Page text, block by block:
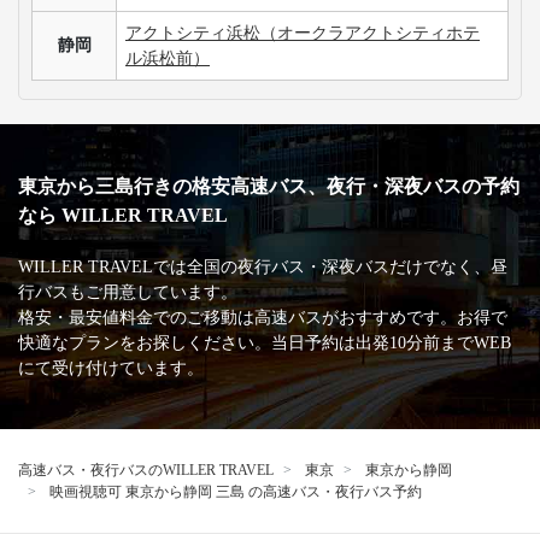
静岡
アクトシティ浜松（オークラアクトシティホテ
ル浜松前）
東京から三島行きの格安高速バス、夜行・深夜バスの予約
なら WILLER TRAVEL
WILLER TRAVELでは全国の夜行バス・深夜バスだけでなく、昼
行バスもご用意しています。
格安・最安値料金でのご移動は高速バスがおすすめです。お得で
快適なプランをお探しください。当日予約は出発10分前までWEB
にて受け付けています。
高速バス・夜行バスのWILLER TRAVEL 東京
東京から静岡
映画視聴可 東京から静岡 三島 の高速バス・夜行バス予約